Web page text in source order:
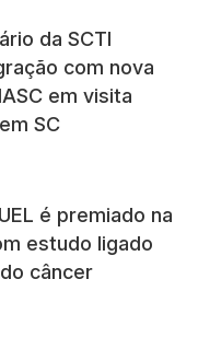
da SCTI
com nova
em visita
SC
é premiado na
estudo ligado
câncer